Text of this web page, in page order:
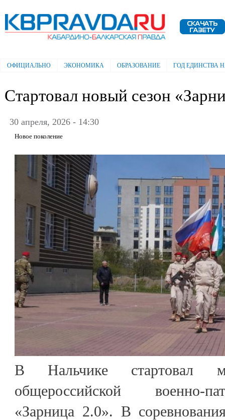
Электронная газета "Кабардино-
Балкарская правда"
Главное меню
ОФИЦИАЛЬНО ЭКОНОМИКА ОБРАЗОВАНИЕ ГОД ЕДИНСТВА
Стартовал новый сезон
30 апреля, 2026 - 14:30
Новое поколение
В Нальчике стартовал
общероссийской военно-
«Зарница 2.0». В